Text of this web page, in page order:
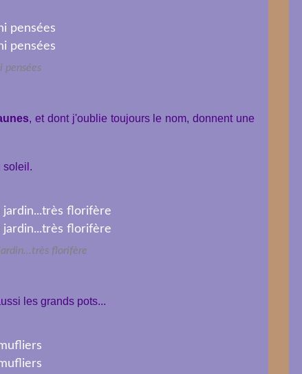
pensées
, et dont j'oublie toujours le nom, donnent une
soleil.
florifère
les grands pots...